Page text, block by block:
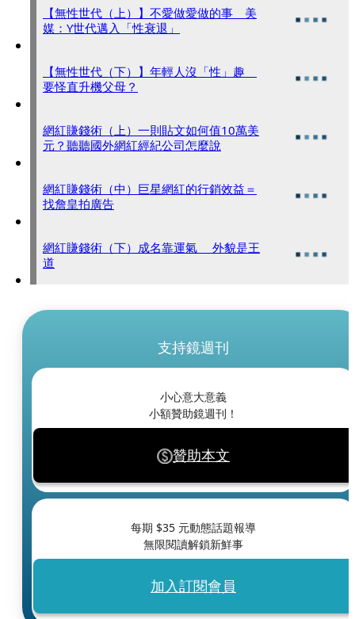
【無性世代（上）】不愛做愛做的事 美
媒：Y世代邁入「性衰退」
【無性世代（下）】年輕人沒「性」趣
要怪直升機父母？
網紅賺錢術（上）一則貼文如何值10萬美
元？聽聽國外網紅經紀公司怎麼說
網紅賺錢術（中）巨星網紅的行銷效益＝
找詹皇拍廣告
網紅賺錢術（下）成名靠運氣 外貌是王
道
支持鏡週刊
小心意大意義
小額贊助鏡週刊！
贊助本文
每期 $35 元動態話題報導
無限閱讀解鎖新鮮事
加入訂閱會員